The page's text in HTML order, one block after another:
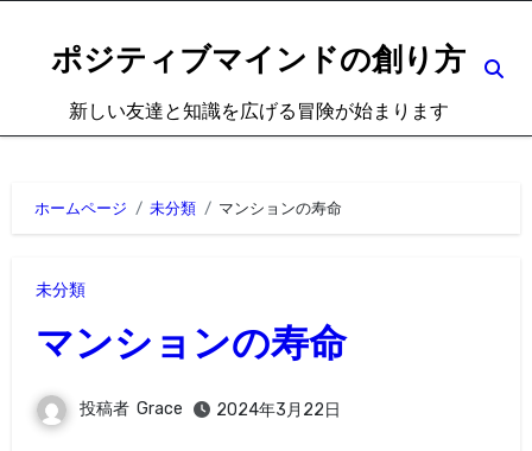
ポジティブマインドの創り方
新しい友達と知識を広げる冒険が始まります
ホームページ 未分類 マンションの寿命
未分類
マンションの寿命
投稿者 Grace 2024年3月22日